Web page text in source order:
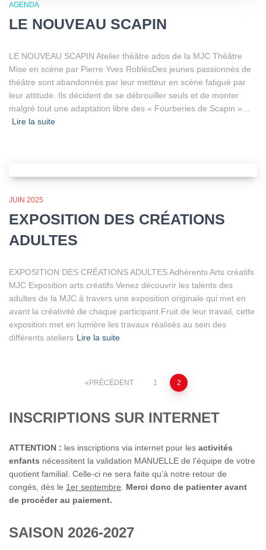
AGENDA
LE NOUVEAU SCAPIN
LE NOUVEAU SCAPIN Atelier théâtre ados de la MJC Théâtre
Mise en scène par Pierre Yves RoblèsDes jeunes passionnés de
théâtre sont abandonnés par leur metteur en scène fatigué par
leur attitude. Ils décident de se débrouiller seuls et de monter
malgré tout une adaptation libre des « Fourberies de Scapin »…
Lire la suite
JUIN 2025
EXPOSITION DES CRÉATIONS
ADULTES
EXPOSITION DES CRÉATIONS ADULTES Adhérents Arts créatifs
MJC Exposition arts créatifs Venez découvrir les talents des
adultes de la MJC à travers une exposition originale qui met en
avant la créativité de chaque participant.Fruit de leur travail, cette
exposition met en lumière les travaux réalisés au sein des
différents ateliers Lire la suite
PRÉCÉDENT 1 2
INSCRIPTIONS SUR INTERNET
ATTENTION : les inscriptions via internet pour les activités
enfants nécessitent la validation MANUELLE de l’équipe de votre
quotient familial. Celle-ci ne sera faite qu’à notre retour de
congés, dès le 1er septembre. Merci donc de patienter avant
de procéder au paiement.
SAISON 2026-2027